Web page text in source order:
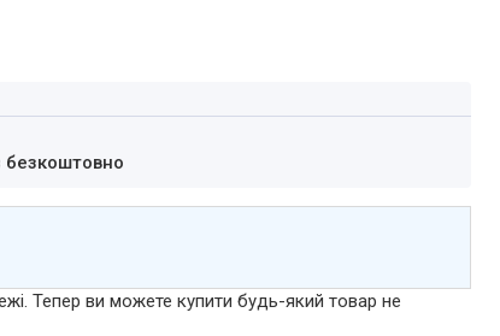
безкоштовно
Тепер ви можете купити будь-який товар не